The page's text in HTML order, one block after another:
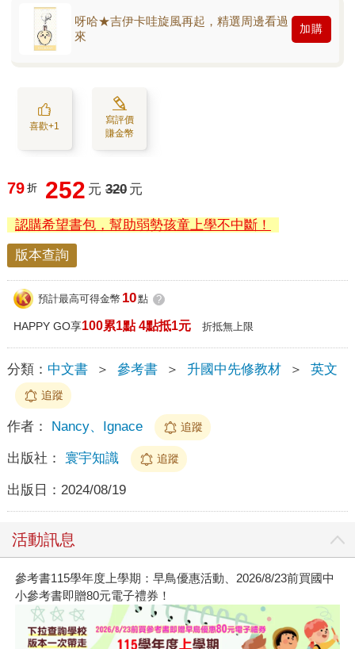
呀哈★吉伊卡哇旋風再起，精選周邊看過
來
加購
喜歡+1
寫評價
賺金幣
79 折 252 元 320 元
認購希望書包，幫助弱勢孩童上學不中斷！
版本查詢
預計最高可得金幣 10點 ?
HAPPY GO享100累1點 4點抵1元 折抵無上限
分類： 中文書 ＞ 參考書 ＞ 升國中先修教材 ＞ 英文
追蹤
作者： Nancy、Ignace 追蹤
出版社： 寰宇知識 追蹤
出版日： 2024/08/19
活動訊息
參考書115學年度上學期：早鳥優惠活動、2026/8/23前買國中
小參考書即贈80元電子禮券！